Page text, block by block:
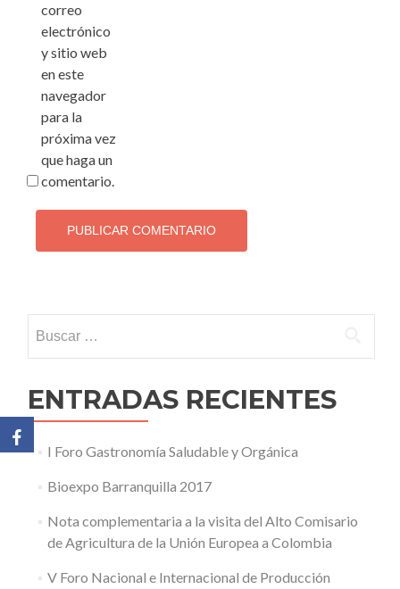
correo
electrónico
y sitio web
en este
navegador
para la
próxima vez
que haga un
comentario.
ENTRADAS RECIENTES
I Foro Gastronomía Saludable y Orgánica
Bioexpo Barranquilla 2017
Nota complementaria a la visita del Alto Comisario
de Agricultura de la Unión Europea a Colombia
V Foro Nacional e Internacional de Producción